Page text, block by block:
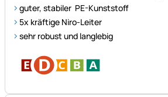
guter, stabiler PE-Kunststoff
5x kräftige Niro-Leiter
sehr robust und langlebig